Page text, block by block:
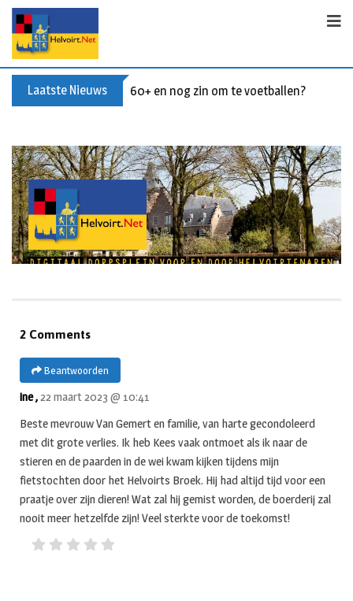
Laatste Nieuws 60+ en nog zin om te voetballen? Kom
2 Comments
Beantwoorden
ine ,22 maart 2023 @ 10:41
Beste mevrouw Van Gemert en familie, van harte gecondoleerd
met dit grote verlies. Ik heb Kees vaak ontmoet als ik naar de
stieren en de paarden in de wei kwam kijken tijdens mijn
fietstochten door het Helvoirts Broek. Hij had altijd tijd voor een
praatje over zijn dieren! Wat zal hij gemist worden, de boerderij zal
nooit meer hetzelfde zijn! Veel sterkte voor de toekomst!